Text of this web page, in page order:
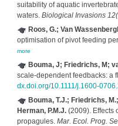
suitability of aquatic
waters. Biological Invasions
Roos, G.; Van
optimisation of pivot feeding
more
Bouma, J; Friedrichs, M;
scale-dependent feedbacks: a
dx.doi.org/10.1111/j.1600-
Bouma, T.J.; Friedrichs,
Herman, P.M.J.(2009). Effects
propagules. Mar. Ecol. Prog.